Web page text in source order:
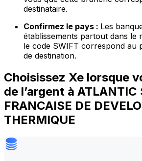
destinataire.
Confirmez le pays : Les
établissements partout dans le
le code SWIFT correspond au
de destination.
Choisissez Xe lorsque
de l’argent à ATLANTIC
FRANCAISE DE
THERMIQUE